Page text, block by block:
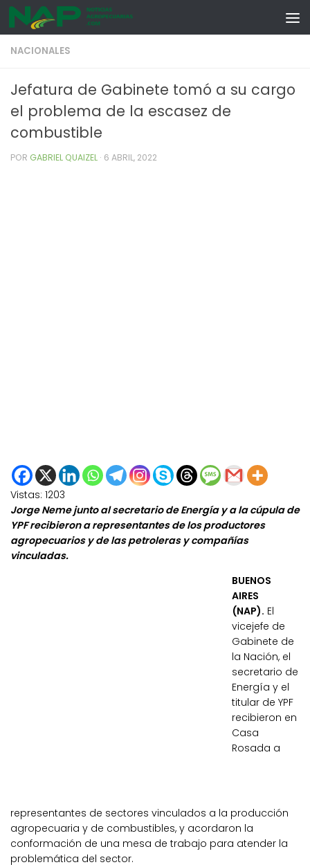
Skip to content
NACIONALES
Jefatura de Gabinete tomó a su cargo
el problema de la escasez de
combustible
POR GABRIEL QUAIZEL · 6 ABRIL, 2022
Vistas: 1203
Jorge Neme junto al secretario de Energía y a la cúpula de
YPF recibieron a representantes de los productores
agropecuarios y de las petroleras y compañías
vinculadas.
BUENOS
AIRES
(NAP). El
vicejefe de
Gabinete de
la Nación, el
secretario de
Energía y el
titular de YPF
recibieron en
Casa
Rosada a
representantes de sectores vinculados a la producción
agropecuaria y de combustibles, y acordaron la
conformación de una mesa de trabajo para atender la
problemática del sector.